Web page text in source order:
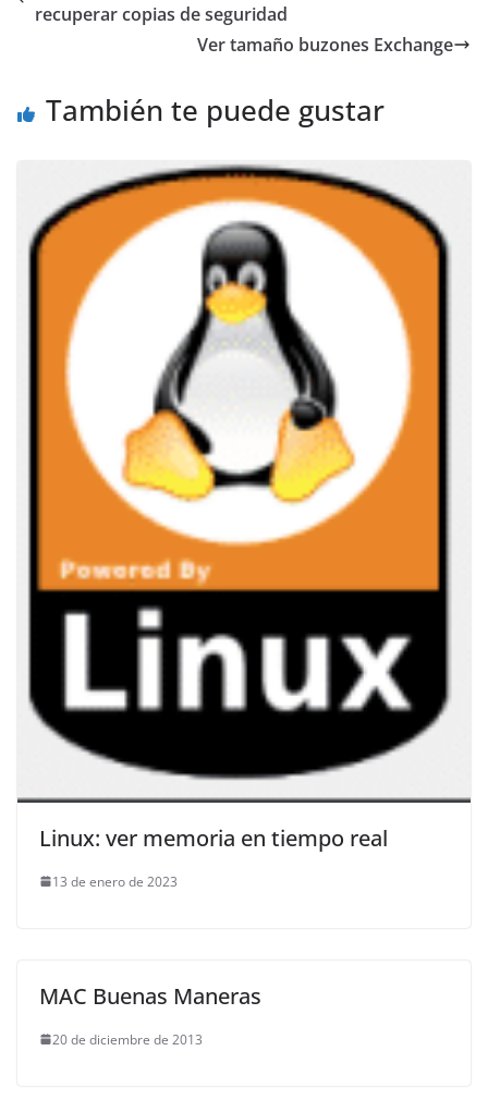
recuperar copias de seguridad
Ver tamaño buzones Exchange
También te puede gustar
Linux: ver memoria en tiempo real
13 de enero de 2023
MAC Buenas Maneras
20 de diciembre de 2013